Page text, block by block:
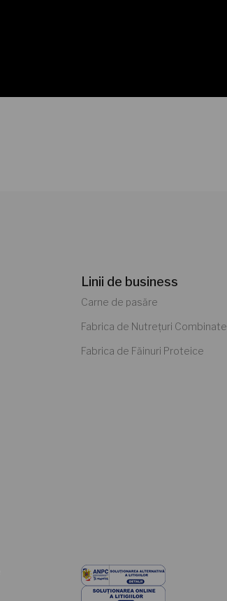
Linii de business
Carne de pasăre
Fabrica de Nutrețuri Combinate
Fabrica de Făinuri Proteice